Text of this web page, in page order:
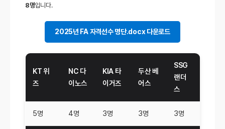
8명입니다.
2025년 FA 자격선수 명단.docx 다운로드
KT 위
즈
NC 다
이노스
KIA 타
이거즈
두산 베
어스
SSG
랜더
스
5명 4명 3명 3명 3명